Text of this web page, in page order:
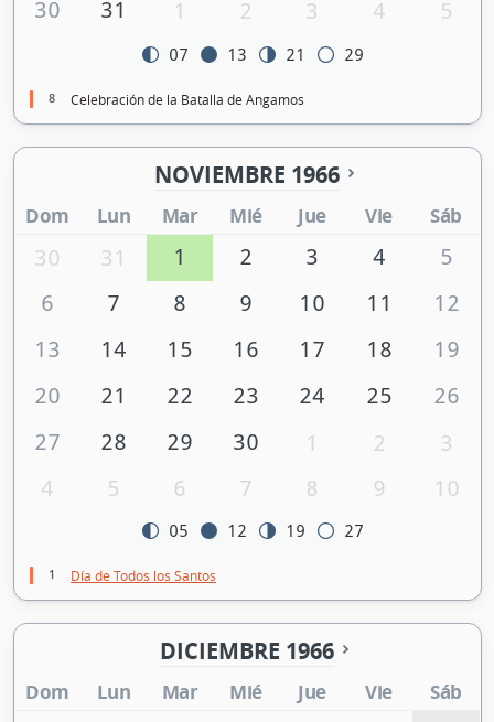
30
31 1 2 3 4 5
07 13 21 29
8 Celebración de la Batalla de Angamos
NOVIEMBRE 1966
Dom Lun Mar Mié Jue Vie Sáb
30 31 1 2 3 4
5
6
7 8 9 10 11
12
13
14 15 16 17 18
19
20
21 22 23 24 25
26
27
28 29 30 1 2
3
4
5 6 7 8 9 10
05 12 19 27
1 Día de Todos los Santos
DICIEMBRE 1966
Dom Lun Mar Mié Jue Vie Sáb